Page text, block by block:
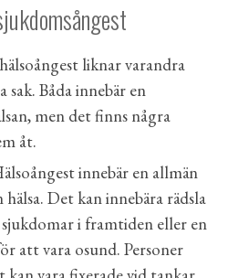
liknar varandra
sak. Båda innebär en
men det finns några
åt.
innebär en allmän
Det kan innebära rädsla
i framtiden eller en
att vara osund. Personer